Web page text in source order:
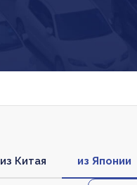
из Китая из Японии